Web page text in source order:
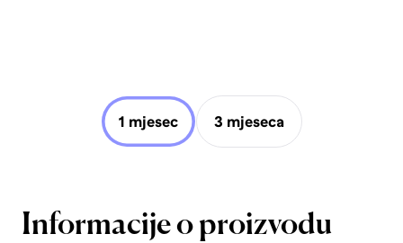
1 mjesec 3 mjeseca
Informacije o proizvodu